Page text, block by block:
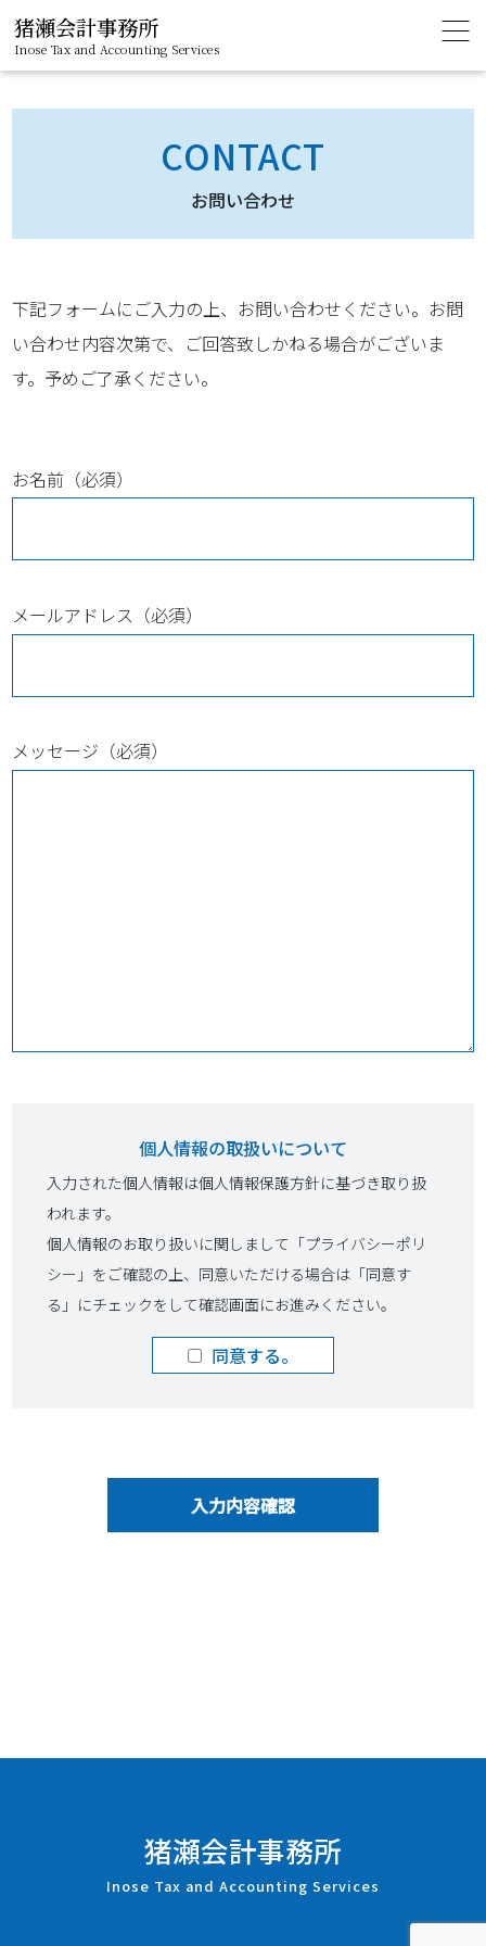
猪瀬会計事務所
Inose Tax and Accounting Services
CONTACT
お問い合わせ
下記フォームにご入力の上、お問い合わせください。 お問
い合わせ内容次第で、ご回答致しかねる場合がございま
す。 予めご了承ください。
お名前（必須）
メールアドレス（必須）
メッセージ（必須）
個人情報の取扱いについて
入力された個人情報は個人情報保護方針に基づき取り扱
われます。
個人情報のお取り扱いに関しまして「プライバシーポリ
シー」をご確認の上、同意いただける場合は「同意す
る」にチェックをして確認画面にお進みください。
同意する。
猪瀬会計事務所
Inose Tax and Accounting Services